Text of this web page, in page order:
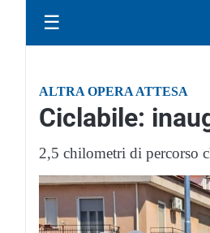
☰
ALTRA OPERA ATTESA
Ciclabile:
2,5 chilometri di percorso